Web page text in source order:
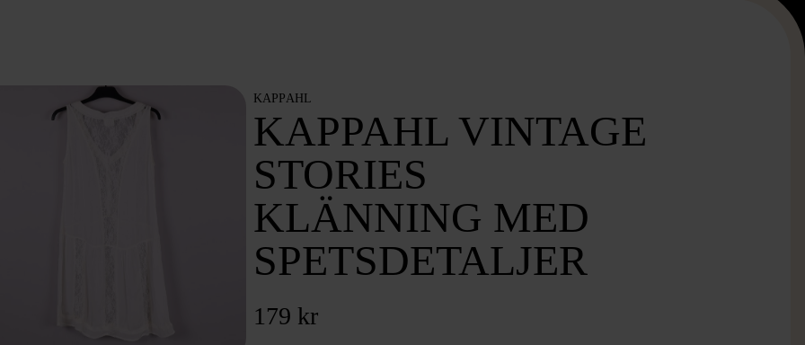
KAPPAHL
KAPPAHL VINTAGE
STORIES
KLÄNNING MED
SPETSDETALJER
179 kr